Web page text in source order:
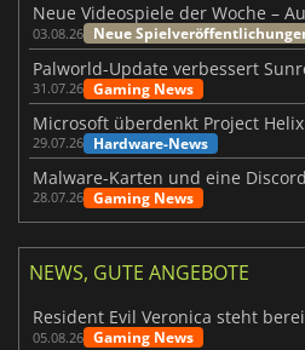
03.08.26 Neue
31.07.26 Gaming News
29.07.26 Hardware-News
28.07.26 Gaming News
NEWS, GUTE ANGEBOTE
05.08.26 Gaming News